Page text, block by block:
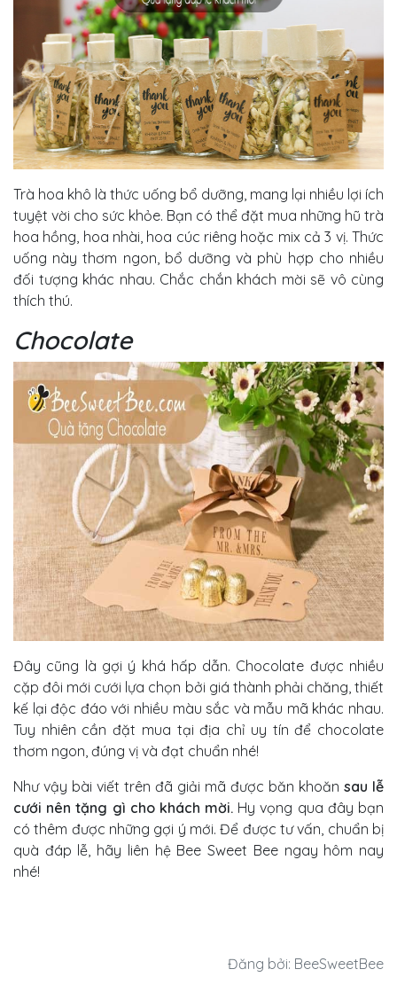
Trà hoa khô là thức uống bổ dưỡng, mang lại nhiều lợi ích
tuyệt vời cho sức khỏe. Bạn có thể đặt mua những hũ trà
hoa hồng, hoa nhài, hoa cúc riêng hoặc mix cả 3 vị. Thức
uống này thơm ngon, bổ dưỡng và phù hợp cho nhiều
đối tượng khác nhau. Chắc chắn khách mời sẽ vô cùng
thích thú.
Chocolate
Đây cũng là gợi ý khá hấp dẫn. Chocolate được nhiều
cặp đôi mới cưới lựa chọn bởi giá thành phải chăng, thiết
kế lại độc đáo với nhiều màu sắc và mẫu mã khác nhau.
Tuy nhiên cần đặt mua tại địa chỉ uy tín để chocolate
thơm ngon, đúng vị và đạt chuẩn nhé!
Như vậy bài viết trên đã giải mã được băn khoăn sau lễ
cưới nên tặng gì cho khách mời. Hy vọng qua đây bạn
có thêm được những gợi ý mới. Để được tư vấn, chuẩn bị
quà đáp lễ, hãy liên hệ Bee Sweet Bee ngay hôm nay
nhé!
Đăng bởi: BeeSweetBee